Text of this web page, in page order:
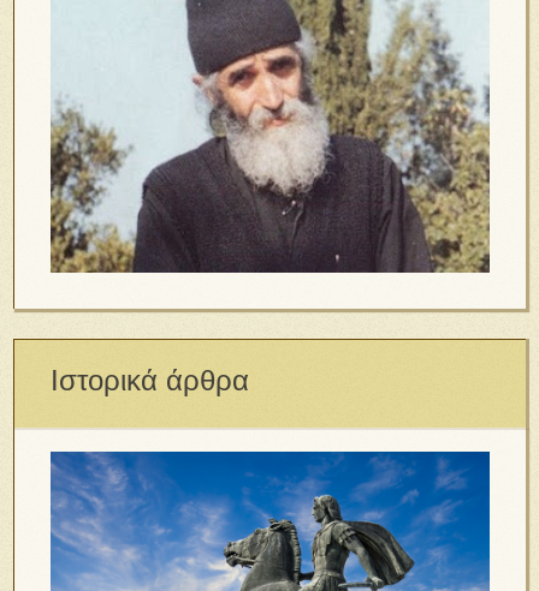
Ιστορικά άρθρα